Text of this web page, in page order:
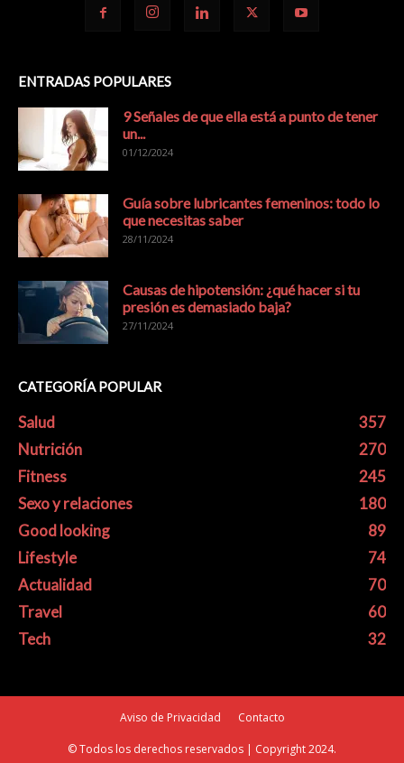
ENTRADAS POPULARES
9 Señales de que ella está a punto de tener
un...
01/12/2024
Guía sobre lubricantes femeninos: todo lo
que necesitas saber
28/11/2024
Causas de hipotensión: ¿qué hacer si tu
presión es demasiado baja?
27/11/2024
CATEGORÍA POPULAR
Salud
357
Nutrición
270
Fitness
245
Sexo y relaciones
180
Good looking
89
Lifestyle
74
Actualidad
70
Travel
60
Tech
32
Aviso de Privacidad Contacto
© Todos los derechos reservados | Copyright 2024.